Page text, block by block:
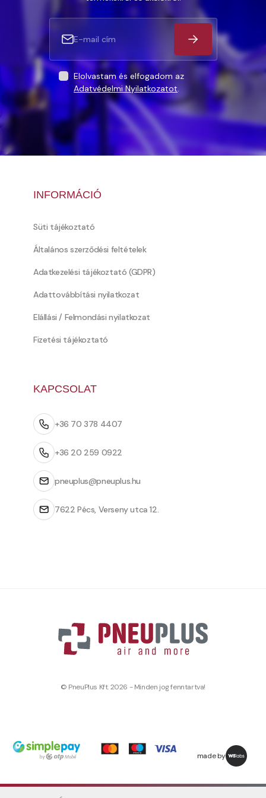
Elolvastam és elfogadom az
Adatvédelmi Nyilatkozatot.
INFORMÁCIÓ
Süti tájékoztató
Általános szerződési feltételek
Adatkezelési tájékoztató (GDPR)
Adattovábbítási nyilatkozat
Elállási / Felmondási nyilatkozat
Fizetési tájékoztató
KAPCSOLAT
+36 70 378 4407
+36 20 259 0922
pneuplus@pneuplus.hu
7622 Pécs, Verseny utca 12.
© PneuPlus Kft. 2026 - Minden jog fenntartva!
made by